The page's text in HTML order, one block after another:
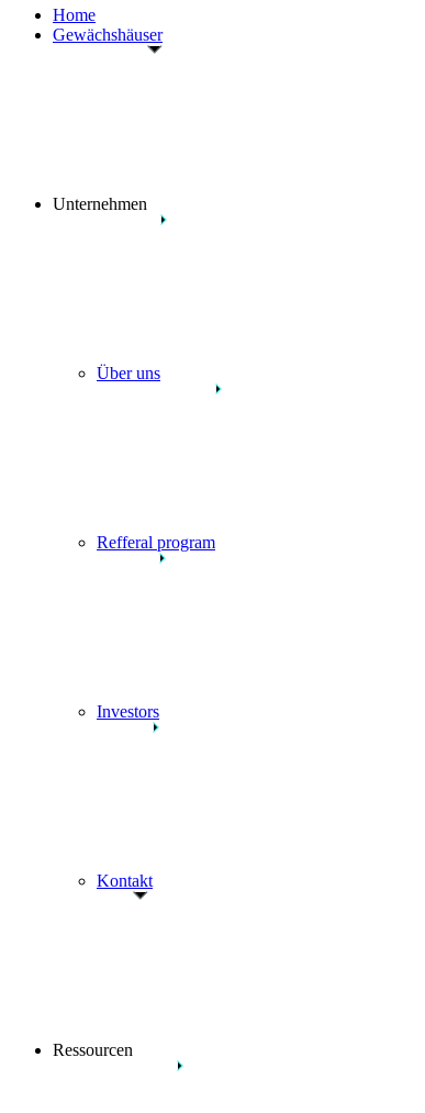
Home
Gewächshäuser
Unternehmen
Über uns
Refferal program
Investors
Kontakt
Ressourcen